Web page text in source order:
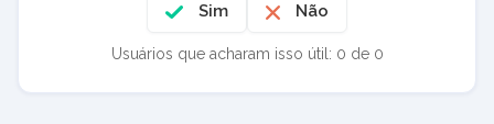
Sim Não
Usuários que acharam isso útil: 0 de 0